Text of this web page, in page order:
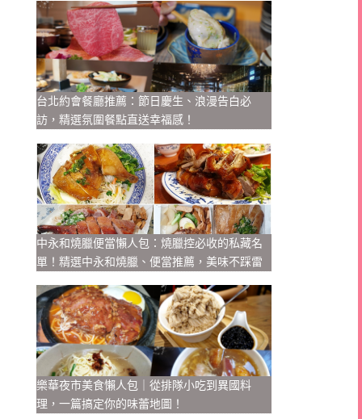
台北約會餐廳推薦：節日慶生、浪漫告白必
訪，精選氛圍餐點直送幸福感！
中永和燒臘便當懶人包：燒臘控必收的私藏名
單！精選中永和燒臘、便當推薦，美味不踩雷
樂華夜市美食懶人包｜從排隊小吃到異國料
理，一篇搞定你的味蕾地圖！